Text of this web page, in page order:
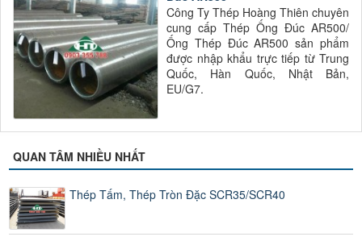
Công Ty Thép Hoàng Thiên chuyên
cung cấp Thép Ống Đúc AR500/
Ống Thép Đúc AR500 sản phẩm
được nhập khẩu trực tiếp từ Trung
Quốc, Hàn Quốc, Nhật Bản,
EU/G7.
QUAN TÂM NHIỀU NHẤT
Thép Tấm, Thép Tròn Đặc SCR35/SCR40